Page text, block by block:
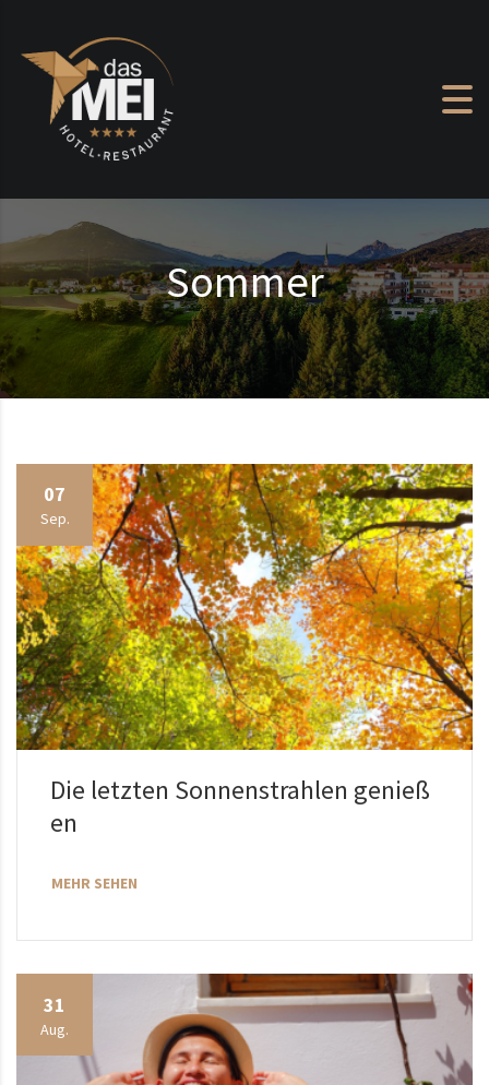
Sommer
07
Sep.
Die letzten Sonnenstrahlen genieß
en
MEHR SEHEN
31
Aug.